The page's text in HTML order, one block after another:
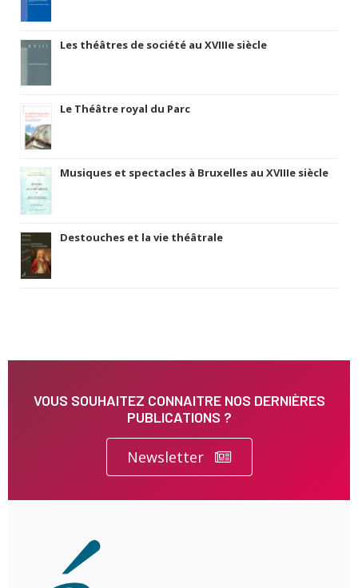
Les théâtres de société au XVIIIe siècle
Le Théâtre royal du Parc
Musiques et spectacles à Bruxelles au XVIIIe siècle
Destouches et la vie théâtrale
VOUS SOUHAITEZ CONNAITRE NOS DERNIÈRES
PUBLICATIONS ?
Newsletter